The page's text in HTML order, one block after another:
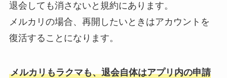
退会しても消さないと規約にあります。
メルカリの場合、再開したいときはアカウントを
復活することになります。
メルカリもラクマも、退会自体はアプリ内の申請